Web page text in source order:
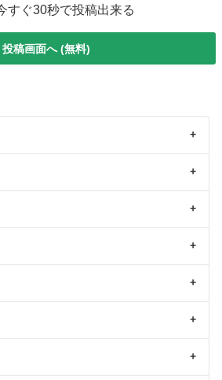
すぐ30秒で投稿出来る
投稿画面へ (無料)